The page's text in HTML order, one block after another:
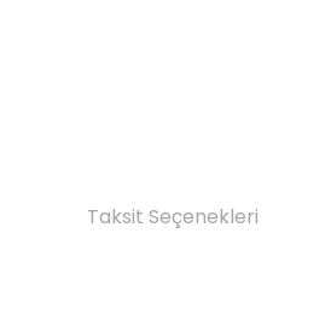
Taksit Seçenekleri